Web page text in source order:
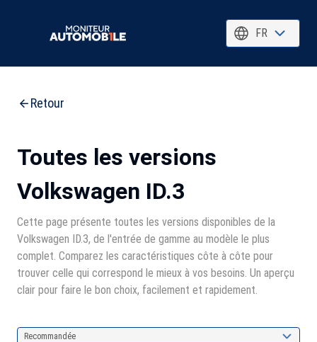
FR
Retour
Toutes les versions
Volkswagen ID.3
Cette page présente toutes les versions disponibles de la
Volkswagen ID.3, de l'entrée de gamme au modèle le plus
complet. Comparez les caractéristiques côte à côte pour
trouver celle qui correspond le mieux à vos besoins. Un aperçu
clair pour faire le bon choix, facilement et rapidement.
Recommandée